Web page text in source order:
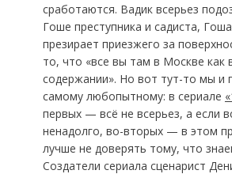
сработаются. Вадик всерьез
Гоше преступника и садиста,
презирает приезжего за
то, что «все вы там в Москве как
содержании». Но вот тут-то мы и
самому любопытному: в сериале
первых — всё не всерьез, а если
ненадолго, во-вторых — в этом
лучше не доверять тому, что
Создатели сериала сценарист